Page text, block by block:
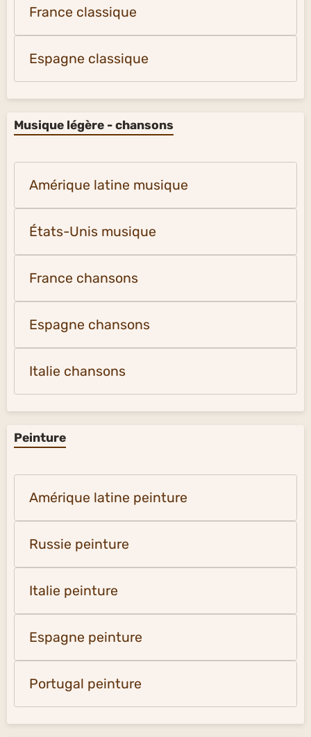
France classique
Espagne classique
Musique légère - chansons
Amérique latine musique
États-Unis musique
France chansons
Espagne chansons
Italie chansons
Peinture
Amérique latine peinture
Russie peinture
Italie peinture
Espagne peinture
Portugal peinture